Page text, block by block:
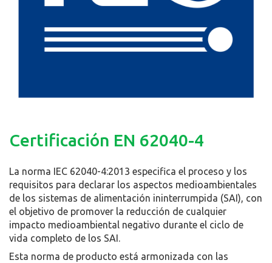
Certificación EN 62040-4
La norma IEC 62040-4:2013 especifica el proceso y los
requisitos para declarar los aspectos medioambientales
de los sistemas de alimentación ininterrumpida (SAI), con
el objetivo de promover la reducción de cualquier
impacto medioambiental negativo durante el ciclo de
vida completo de los SAI.
Esta norma de producto está armonizada con las